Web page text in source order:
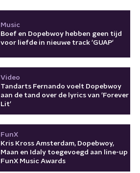
Music
Boef en Dopebwoy hebben geen tijd
voor liefde in nieuwe track 'GUAP'
Video
Tandarts Fernando voelt Dopebwoy
aan de tand over de lyrics van 'Forever
Lit'
FunX
Kris Kross Amsterdam, Dopebwoy,
Maan en Idaly toegevoegd aan line-up
FunX Music Awards